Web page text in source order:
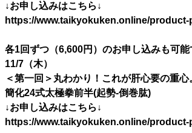
↓お申し込みはこちら↓
https://www.taikyokuken.online/product-
各1回ずつ（6,600円）のお申し込みも可能
11/7（木）
＜第一回＞丸わかり！これが肝心要の重心
簡化24式太極拳前半(起勢-倒巻肱)
↓お申し込みはこちら↓
https://www.taikyokuken.online/product-